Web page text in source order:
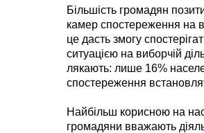
Більшість громадян
камер спостереження на
це дасть змогу
ситуацією на виборчій
лякають: лише 16%
спостереження
Найбільш корисною на
громадяни вважають